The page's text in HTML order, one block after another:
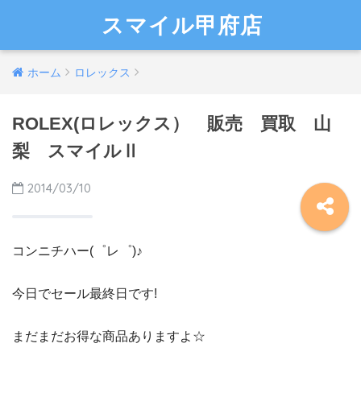
スマイル甲府店
ホーム ロレックス
ROLEX(ロレックス） 販売 買取 山
梨 スマイルⅡ
2014/03/10
コンニチハー(゜レ゜)♪
今日でセール最終日です!
まだまだお得な商品ありますよ☆